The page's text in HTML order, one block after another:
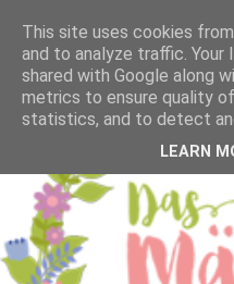
This site uses cookies
and to analyze traffic. Your
shared with Google along
metrics to ensure quality
statistics, and to detect
LEARN